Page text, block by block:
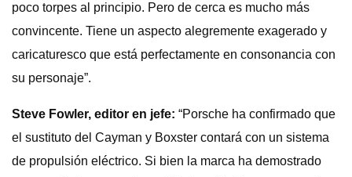
poco torpes al principio. Pero de cerca es mucho más
convincente. Tiene un aspecto alegremente exagerado y
caricaturesco que está perfectamente en consonancia con
su personaje”.
Steve Fowler, editor en jefe: “Porsche ha confirmado que
el sustituto del Cayman y Boxster contará con un sistema
de propulsión eléctrico. Si bien la marca ha demostrado